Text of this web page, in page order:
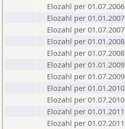
Elozahl per 01.07.2006
Elozahl per 01.01.2007
Elozahl per 01.07.2007
Elozahl per 01.01.2008
Elozahl per 01.07.2008
Elozahl per 01.01.2009
Elozahl per 01.07.2009
Elozahl per 01.01.2010
Elozahl per 01.07.2010
Elozahl per 01.01.2011
Elozahl per 01.07.2011